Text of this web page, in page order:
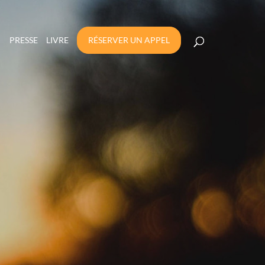
PRESSE LIVRE RÉSERVER UN APPEL